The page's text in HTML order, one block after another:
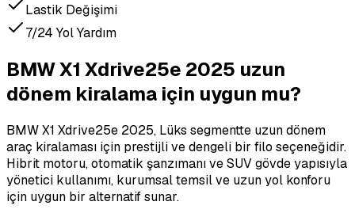
Lastik Değişimi
7/24 Yol Yardım
BMW X1 Xdrive25e 2025 uzun
dönem kiralama için uygun mu?
BMW X1 Xdrive25e 2025, Lüks segmentte uzun dönem
araç kiralaması için prestijli ve dengeli bir filo seçeneğidir.
Hibrit motoru, otomatik şanzımanı ve SUV gövde yapısıyla
yönetici kullanımı, kurumsal temsil ve uzun yol konforu
için uygun bir alternatif sunar.